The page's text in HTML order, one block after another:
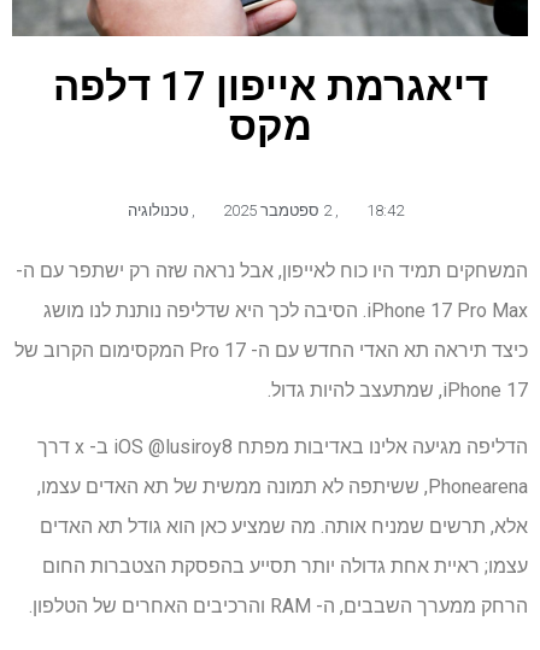
דיאגרמת אייפון 17 דלפה
מקס
18:42 2 ספטמבר 2025 טכנולוגיה
המשחקים תמיד היו כוח לאייפון, אבל נראה שזה רק ישתפר עם ה-
iPhone 17 Pro Max. הסיבה לכך היא שדליפה נותנת לנו מושג
כיצד תיראה תא האדי החדש עם ה- Pro 17 המקסימום הקרוב של
iPhone 17, שמתעצב להיות גדול.
הדליפה מגיעה אלינו באדיבות מפתח iOS @lusiroy8 ב- x דרך
Phonearena, ששיתפה לא תמונה ממשית של תא האדים עצמו,
אלא, תרשים שמניח אותה. מה שמציע כאן הוא גודל תא האדים
עצמו; ראיית אחת גדולה יותר תסייע בהפסקת הצטברות החום
הרחק ממערך השבבים, ה- RAM והרכיבים האחרים של הטלפון.